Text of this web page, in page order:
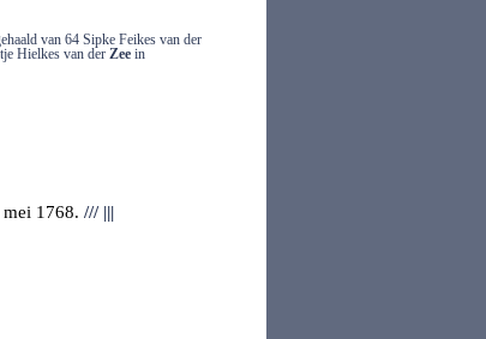
van 64 Sipke Feikes van der
Hielkes van der Zee in
1768. ///|||